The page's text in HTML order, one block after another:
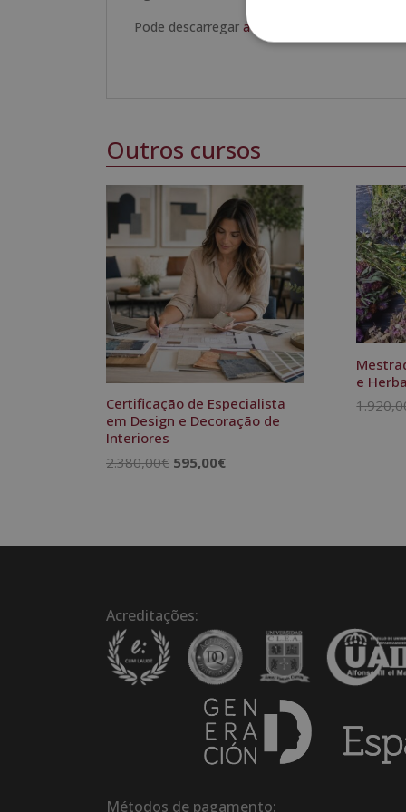
Pode descarregar aqui
Outros cursos
Certificação de Especialista
em Design e Decoração de
Interiores
2.380,00€ O
2.380,00€.
595,00€O
595,00€.
e
Acreditações:
Métodos de pagamento: